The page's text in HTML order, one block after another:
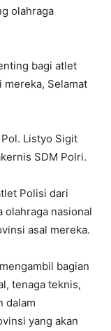
olahraga
bagi atlet
Selamat
Listyo Sigit
SDM Polri.
Polisi dari
olahraga nasional
asal mereka.
bagian
tenaga teknis,
dalam
yang akan